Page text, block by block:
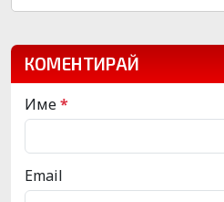
КОМЕНТИРАЙ
Име*
Email